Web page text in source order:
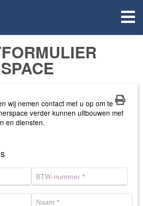
wij nemen contact met u op om te
verder kunnen uitbouwen met
en diensten.